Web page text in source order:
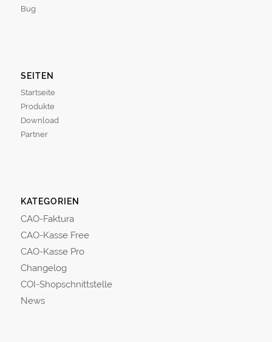
Bug
SEITEN
Startseite
Produkte
Download
Partner
KATEGORIEN
CAO-Faktura
CAO-Kasse Free
CAO-Kasse Pro
Changelog
COI-Shopschnittstelle
News